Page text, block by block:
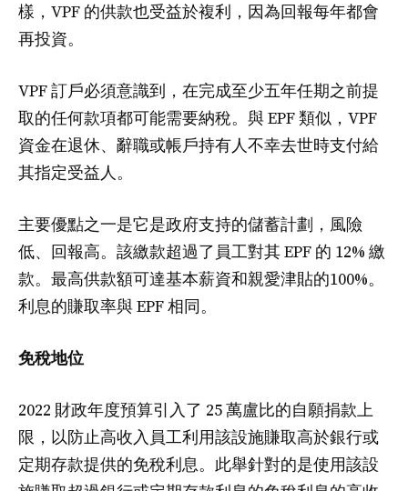
樣，VPF 的供款也受益於複利，因為回報每年都會
再投資。
VPF 訂戶必須意識到，在完成至少五年任期之前提
取的任何款項都可能需要納稅。與 EPF 類似，VPF
資金在退休、辭職或帳戶持有人不幸去世時支付給
其指定受益人。
主要優點之一是它是政府支持的儲蓄計劃，風險
低、回報高。該繳款超過了員工對其 EPF 的 12% 繳
款。最高供款額可達基本薪資和親愛津貼的100%。
利息的賺取率與 EPF 相同。
免稅地位
2022 財政年度預算引入了 25 萬盧比的自願捐款上
限，以防止高收入員工利用該設施賺取高於銀行或
定期存款提供的免稅利息。此舉針對的是使用該設